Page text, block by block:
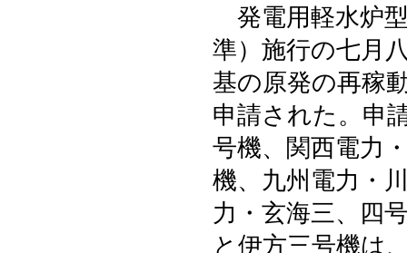
発電用軽水炉
準）施行の七月
基の原発の再稼
申請された。申
号機、関西電力
機、九州電力・
力・玄海三、四
と伊方三号機は